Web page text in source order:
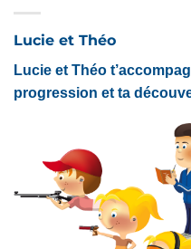
Lucie et Théo
Lucie et Théo
progression et ta